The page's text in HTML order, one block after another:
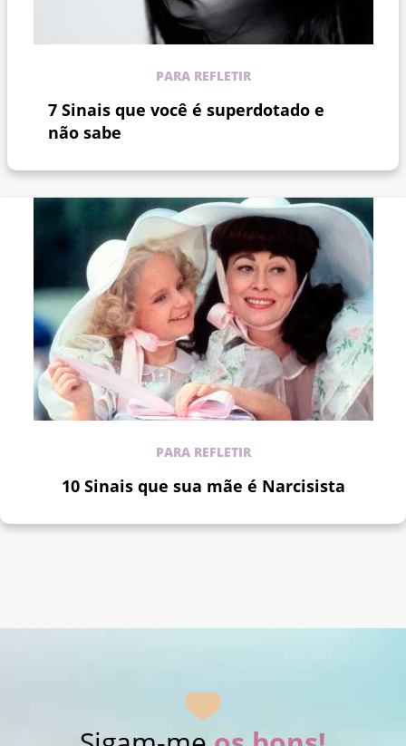
PARA REFLETIR
7 Sinais que você é superdotado e
não sabe
PARA REFLETIR
10 Sinais que sua mãe é Narcisista